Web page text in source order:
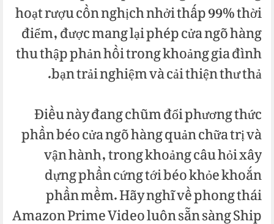
hoạt rượu cồn nghịch nhởi thấp 99% thời
điểm, được mang lại phép cửa ngõ hàng
thu thập phản hồi trong khoảng gia đình
bạn trải nghiệm và cải thiện thư thả.
Điều này đang chũm đổi phương thức
phần béo cửa ngõ hàng quản chữa trị và
vận hành, trong khoảng câu hỏi xây
dựng phần cứng tới béo khỏe khoắn
phần mềm. Hãy nghĩ về phong thái